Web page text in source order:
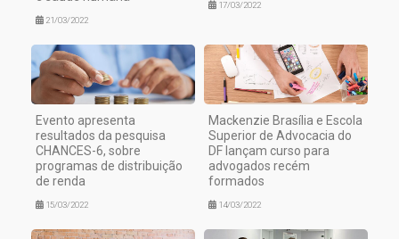
21/03/2022
17/03/2022
Evento apresenta
resultados da pesquisa
CHANCES-6, sobre
programas de distribuição
de renda
15/03/2022
Mackenzie Brasília e Escola
Superior de Advocacia do
DF lançam curso para
advogados recém
formados
14/03/2022